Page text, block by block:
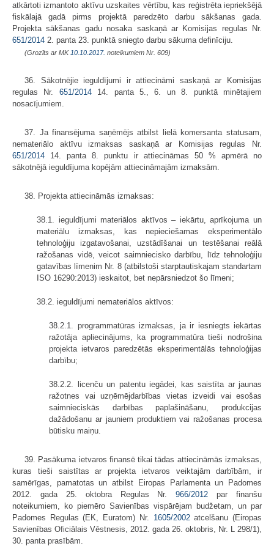
atkārtoti izmantoto aktīvu uzskaites vērtību, kas reģistrēta iepriekšējā
fiskālajā gadā pirms projektā paredzēto darbu sākšanas gada.
Projekta sākšanas gadu nosaka saskaņā ar Komisijas regulas Nr.
651/2014 2. panta 23. punktā sniegto darbu sākuma definīciju.
(Grozīts ar MK 10.10.2017. noteikumiem Nr. 609)
36. Sākotnējie ieguldījumi ir attiecināmi saskaņā ar Komisijas
regulas Nr. 651/201414. panta 5., 6. un 8. punktā minētajiem
nosacījumiem.
37. Ja finansējuma saņēmējs atbilst lielā komersanta statusam,
nemateriālo aktīvu izmaksas saskaņā ar Komisijas regulas Nr.
651/2014 14. panta 8. punktu ir attiecināmas 50 % apmērā no
sākotnējā ieguldījuma kopējām attiecināmajām izmaksām.
38. Projekta attiecināmās izmaksas:
38.1. ieguldījumi materiālos aktīvos – iekārtu, aprīkojuma un
materiālu izmaksas, kas nepieciešamas eksperimentālo
tehnoloģiju izgatavošanai, uzstādīšanai un testēšanai reālā
ražošanas vidē, veicot saimniecisko darbību, līdz tehnoloģiju
gatavības līmenim Nr. 8 (atbilstoši starptautiskajam standartam
ISO 16290:2013) ieskaitot, bet nepārsniedzot šo līmeni;
38.2. ieguldījumi nemateriālos aktīvos:
38.2.1. programmatūras izmaksas, ja ir iesniegts iekārtas
ražotāja apliecinājums, ka programmatūra tieši nodrošina
projekta ietvaros paredzētās eksperimentālās tehnoloģijas
darbību;
38.2.2. licenču un patentu iegādei, kas saistīta ar jaunas
ražotnes vai uzņēmējdarbības vietas izveidi vai esošas
saimnieciskās darbības paplašināšanu, produkcijas
dažādošanu ar jauniem produktiem vai ražošanas procesa
būtisku maiņu.
39. Pasākuma ietvaros finansē tikai tādas attiecināmās izmaksas,
kuras tieši saistītas ar projekta ietvaros veiktajām darbībām, ir
samērīgas, pamatotas un atbilst Eiropas Parlamenta un Padomes
2012. gada 25. oktobra Regulas Nr.966/2012 par finanšu
noteikumiem, ko piemēro Savienības vispārējam budžetam, un par
Padomes Regulas (EK, Euratom) Nr. 1605/2002atcelšanu (Eiropas
Savienības Oficiālais Vēstnesis, 2012. gada 26. oktobris, Nr. L 298/1),
30. panta prasībām.